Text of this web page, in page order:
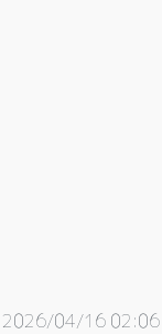
2026/04/16 02:06